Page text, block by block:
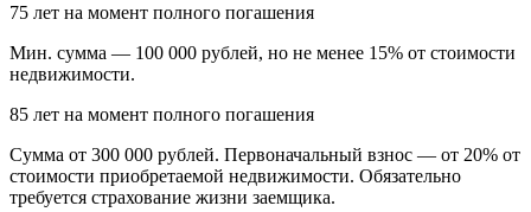
75 лет на момент полного погашения
Мин. сумма — 100 000 рублей, но не менее 15% от стоимости
недвижимости.
85 лет на момент полного погашения
Сумма от 300 000 рублей. Первоначальный взнос — от 20% от
стоимости приобретаемой недвижимости. Обязательно
требуется страхование жизни заемщика.